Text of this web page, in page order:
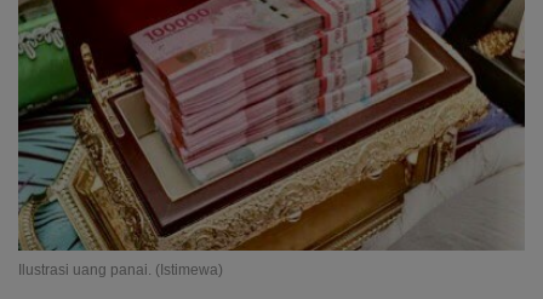
Ilustrasi uang panai. (Istimewa)